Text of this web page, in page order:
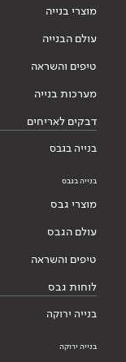
מוצרי בנייה
עולם הבנייה
טיפים והשראה
מערכות בנייה
דבקים לאריחים
בנייה בגבס
בנייה בגבס
מוצרי גבס
עולם הגבס
טיפים והשראה
לוחות גבס
בנייה ירוקה
בנייה ירוקה